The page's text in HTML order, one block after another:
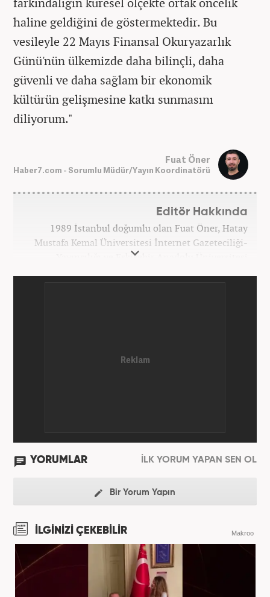
haline geldiğini de göstermektedir. Bu
vesileyle 22 Mayıs Finansal Okuryazarlık
Günü'nün ülkemizde daha bilinçli, daha
güvenli ve daha sağlam bir ekonomik
kültürün gelişmesine katkı sunmasını
diliyorum."
Fuat Öner
Haber7.com - Sorumlu Müdür/Yayın Koordinatörü
Editör Hakkında
1989 İstanbul doğumlu olan Fuat Öner, Hatay
Mustafa Kemal Üniversitesi İnternet Gazeteciliği-
Yayıncılığı ve Eskişehir Anadolu Üniversitesi
Öner, şu anda Haber7.com'da Yayın Koordinatörü
YORUMLAR İLK YORUM YAPAN SEN OL
Bir Yorum Yapın
İLGİNİZİ ÇEKEBİLİR Makroo